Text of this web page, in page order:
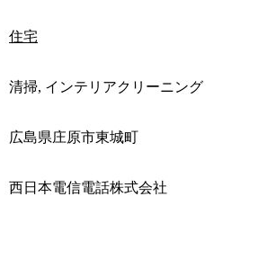
住宅
清掃, インテリアクリーニング
広島県庄原市東城町
西日本電信電話株式会社